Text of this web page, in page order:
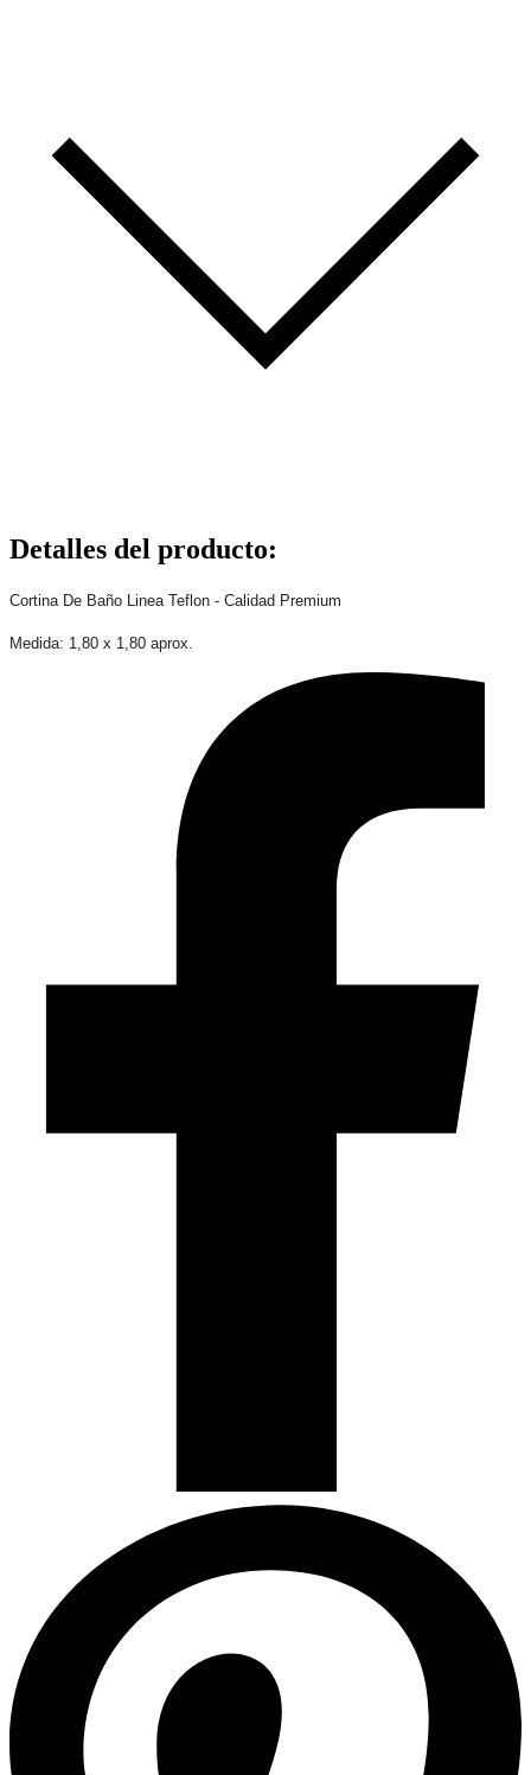
Detalles del producto:
Cortina De Baño Linea Teflon - Calidad Premium
Medida: 1,80 x 1,80 aprox.